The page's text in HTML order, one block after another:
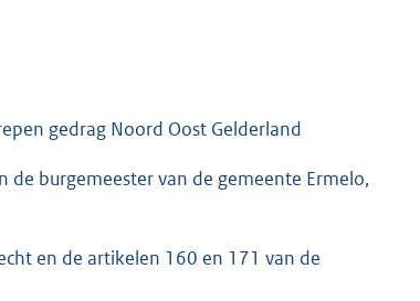
gedrag Noord Oost Gelderland
de burgemeester van de gemeente Ermelo,
en de artikelen 160 en 171 van de